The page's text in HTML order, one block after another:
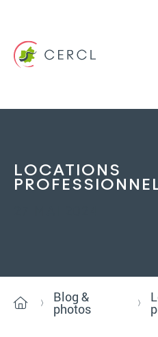
LOCATIONS
Blog &
photos